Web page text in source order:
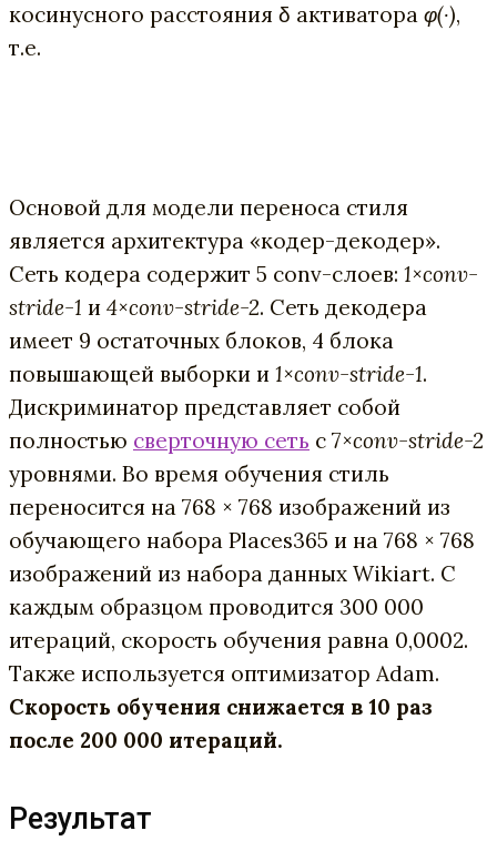
косинусного расстояния δ активатора φ(·),
т.е.
Основой для модели переноса стиля
является архитектура «кодер-декодер».
Сеть кодера содержит 5 conv-слоев: 1×conv-
stride-1 и 4×conv-stride-2. Сеть декодера
имеет 9 остаточных блоков, 4 блока
повышающей выборки и 1×conv-stride-1.
Дискриминатор представляет собой
полностью сверточную сеть с 7×conv-stride-2
уровнями. Во время обучения стиль
переносится на 768 × 768 изображений из
обучающего набора Places365 и на 768 × 768
изображений из набора данных Wikiart. С
каждым образцом проводится 300 000
итераций, скорость обучения равна 0,0002.
Также используется оптимизатор Adam.
Скорость обучения снижается в 10 раз
после 200 000 итераций.
Результат